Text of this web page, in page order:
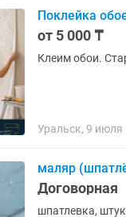
Поклейка
от 5 000 ₸
Клеим обои.
Уральск, 9 июля
маляр
Договорная